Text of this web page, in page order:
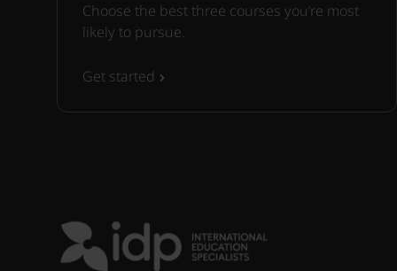
Choose the best three courses you’re most
likely to pursue.
Get started